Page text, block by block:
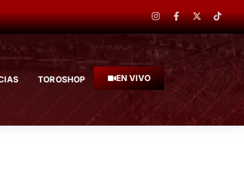
TOROSHOP EN VIVO